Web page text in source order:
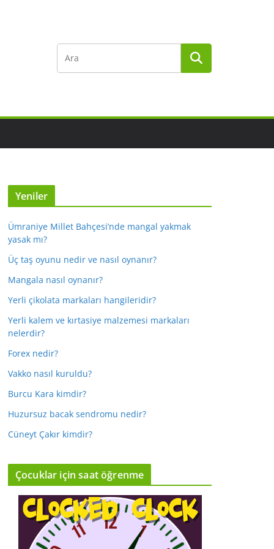
Yeniler
Ümraniye Millet Bahçesi’nde mangal yakmak
yasak mı?
Üç taş oyunu nedir ve nasıl oynanır?
Mangala nasıl oynanır?
Yerli çikolata markaları hangileridir?
Yerli kalem ve kırtasiye malzemesi markaları
nelerdir?
Forex nedir?
Vakko nasıl kuruldu?
Burcu Kara kimdir?
Huzursuz bacak sendromu nedir?
Cüneyt Çakır kimdir?
Çocuklar için saat öğrenme